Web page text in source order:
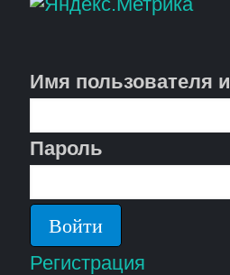
Имя пользователя
Пароль
Регистрация